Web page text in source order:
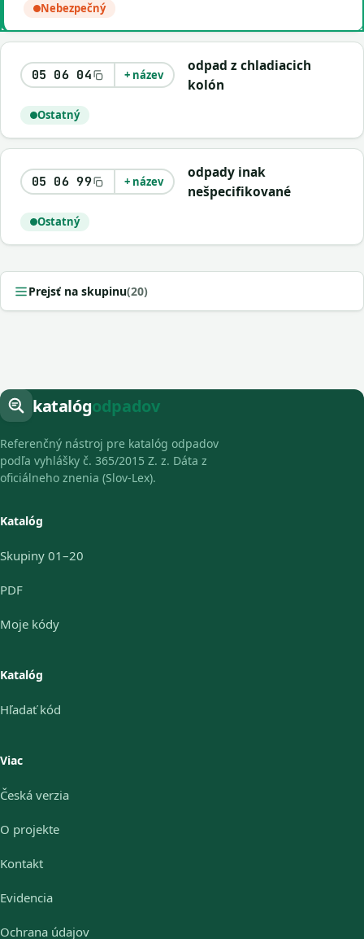
Nebezpečný
05 06 04 + název
odpad z chladiacich
kolón
Ostatný
05 06 99 + název
odpady inak
nešpecifikované
Ostatný
Prejsť na skupinu(20)
katalógodpadov
Referenčný nástroj pre katalóg odpadov
podľa vyhlášky č. 365/2015 Z. z. Dáta z
oficiálneho znenia (Slov-Lex).
Katalóg
Skupiny 01–20
PDF
Moje kódy
Katalóg
Hľadať kód
Viac
Česká verzia
O projekte
Kontakt
Evidencia
Ochrana údajov